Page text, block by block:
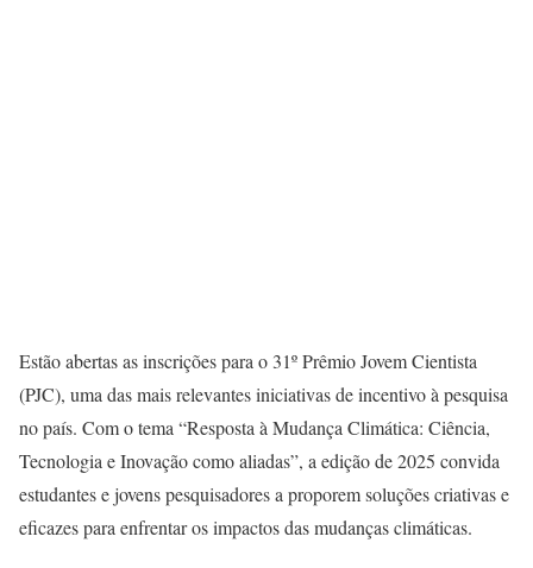
Estão abertas as inscrições para o 31º Prêmio Jovem Cientista
(PJC), uma das mais relevantes iniciativas de incentivo à pesquisa
no país. Com o tema “Resposta à Mudança Climática: Ciência,
Tecnologia e Inovação como aliadas”, a edição de 2025 convida
estudantes e jovens pesquisadores a proporem soluções criativas e
eficazes para enfrentar os impactos das mudanças climáticas.